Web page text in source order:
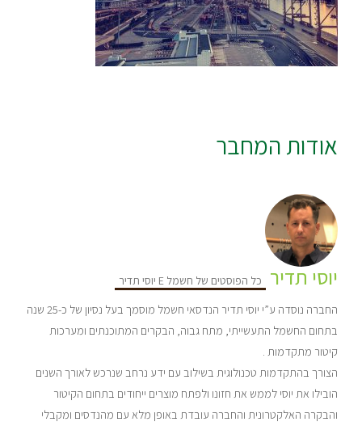
אודות המחבר
יוסי תדיר כל הפוסטים של חשמל E יוסי תדיר
החברה נוסדה ע”י יוסי תדיר הנדסאי חשמל מוסמך בעל נסיון של כ-25 שנה
בתחום החשמל התעשייתי, מתח גבוה, הבקרים המתוכנתים ומערכות
קיטור מתקדמות .
הצורך בהתקדמות טכנולוגית בשילוב עם ידע נרחב שנרכש לאורך השנים
הובילו את יוסי לממש את חזונו ולפתח מוצרים ייחודים בתחום הקיטור
והבקרה האלקטרונית והחברה עובדת באופן מלא עם מהנדסים ומקבלי